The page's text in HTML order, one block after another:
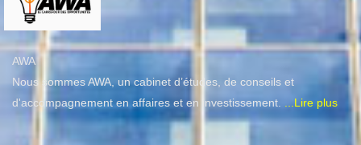
AWA
Nous sommes AWA, un cabinet d’études, de conseils et
d'accompagnement en affaires et en investissement.
...Lire plus